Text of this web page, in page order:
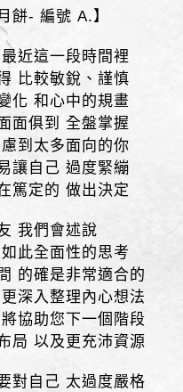
餅- 編號 A.】
近這一段時間裡
比較敏銳、謹慎
化 和心中的規畫
面俱到 全盤掌握
到太多面向的你
讓自己 過度緊繃
篤定的 做出決定
我們會述說
此全面性的思考
的確是非常適合的
深入整理內心想法
協助您下一個階段
局 以及更充沛資源
對自己 太過度嚴格